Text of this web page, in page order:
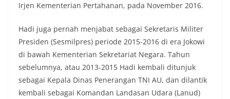
Irjen Kementerian Pertahanan, pada November 2016.
Hadi juga pernah menjabat sebagai Sekretaris Militer
Presiden (Sesmilpres) periode 2015-2016 di era Jokowi
di bawah Kementerian Sekretariat Negara. Tahun
sebelumnya, atau 2013-2015 Hadi kembali ditunjuk
sebagai Kepala Dinas Penerangan TNI AU, dan dilantik
kembali sebagai Komandan Landasan Udara (Lanud)